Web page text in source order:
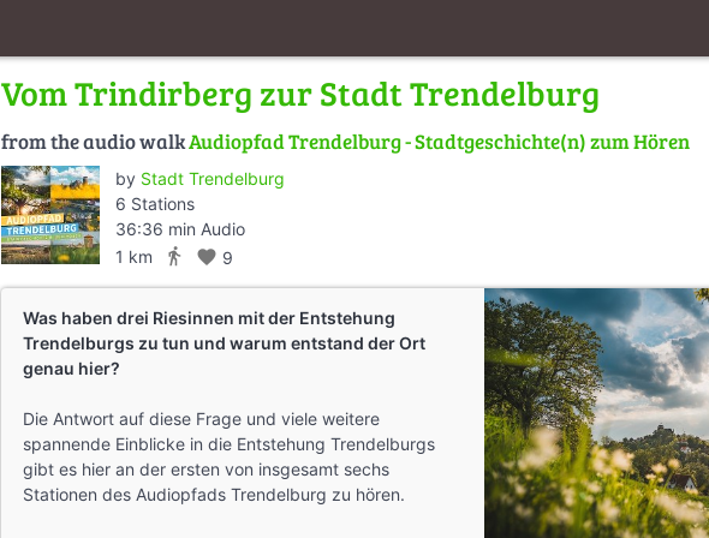
Vom Trindirberg zur Stadt Trendelburg
from the audio walkAudiopfad Trendelburg - Stadtgeschichte(n) zum Hören
by Stadt Trendelburg
6 Stations
36:36 min Audio
1 km
directions_walk favorite 9
Was haben drei Riesinnen mit der Entstehung
Trendelburgs zu tun und warum entstand der Ort
genau hier?
Die Antwort auf diese Frage und viele weitere
spannende Einblicke in die Entstehung Trendelburgs
gibt es hier an der ersten von insgesamt sechs
Stationen des Audiopfads Trendelburg zu hören.